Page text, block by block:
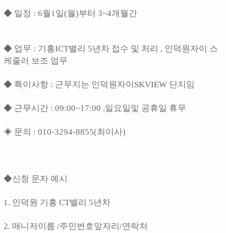
◆ 일정 : 6월1일(월)부터 3~4개월간
◆ 업무 : 기흥ICT밸리 5년차 접수 및 처리 , 인덕원자이 스
케줄러 보조 업무
◆ 특이사항 : 근무지는 인덕원자이SKVIEW 단지임
◆ 근무시간 : 09:00~17:00 ,일요일및 공휴일 휴무
◈ 문의 : 010-3294-8855(최이사)
◆신청 문자 예시
1. 인덕원 기흥 CT밸리 5년차
2. 매니저이름 /주민번호앞자리/연락처